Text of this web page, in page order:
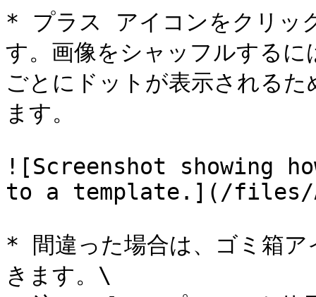
* プラス アイコンをクリッ
す。画像をシャッフルする
ごとにドットが表示される
ます。
![Screenshot showing
to a template.](/files/
* 間違った場合は、ゴミ箱ア
きます。\